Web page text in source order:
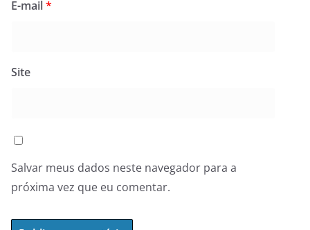
E-mail*
Site
Salvar meus dados neste navegador para a
próxima vez que eu comentar.